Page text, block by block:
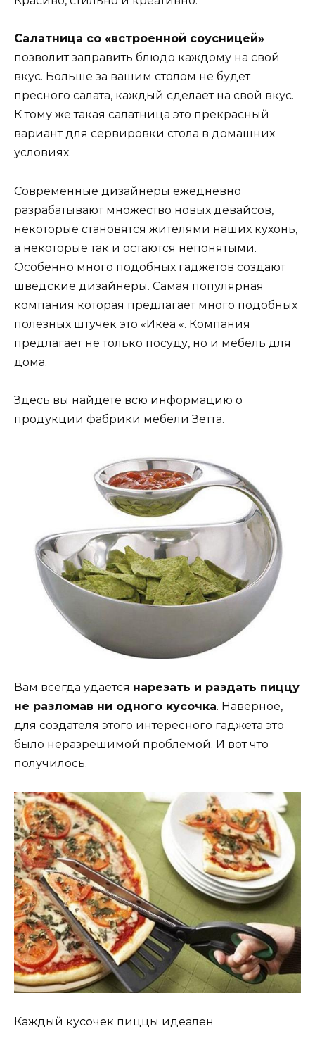
Салатница со «встроенной соусницей»
позволит заправить блюдо каждому на свой
вкус. Больше за вашим столом не будет
пресного салата, каждый сделает на свой вкус.
К тому же такая салатница это прекрасный
вариант для сервировки стола в домашних
условиях.
Современные дизайнеры ежедневно
разрабатывают множество новых девайсов,
некоторые становятся жителями наших кухонь,
а некоторые так и остаются непонятыми.
Особенно много подобных гаджетов создают
шведские дизайнеры. Самая популярная
компания которая предлагает много подобных
полезных штучек это «Икеа «. Компания
предлагает не только посуду, но и мебель для
дома.
Здесь вы найдете всю информацию о
продукции фабрики мебели Зетта.
Вам всегда удается нарезать и раздать пиццу
не разломав ни одного кусочка. Наверное,
для создателя этого интересного гаджета это
было неразрешимой проблемой. И вот что
получилось.
Каждый кусочек пиццы идеален